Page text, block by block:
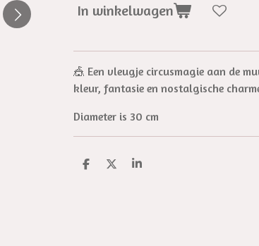
In winkelwagen
🎪 Een vleugje circusmagie aan de
kleur, fantasie en nostalgische
Diameter is 30 cm
D
D
S